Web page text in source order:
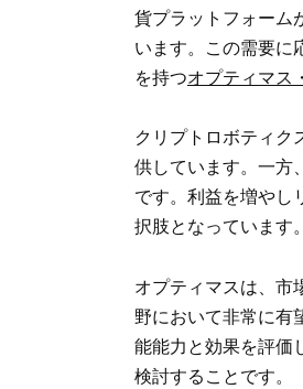
貨プラットフォーム
います。この需要に
を持つオプティマス
クリプトロボティク
供しています。一方
です。利益を増やし
択肢となっています。
オプティマスは、市
野において非常に有
能能力と効果を評価
検討することです。